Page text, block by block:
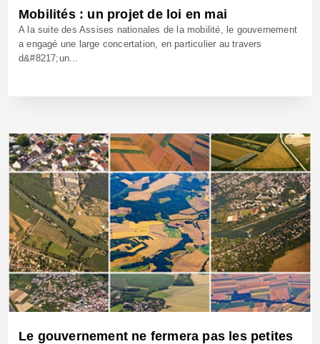
Mobilités : un projet de loi en mai
A la suite des Assises nationales de la mobilité, le gouvernement
a engagé une large concertation, en particulier au travers
d&#8217;un...
29 Mars 2018 - Réf: BW25280
Le gouvernement ne fermera pas les petites